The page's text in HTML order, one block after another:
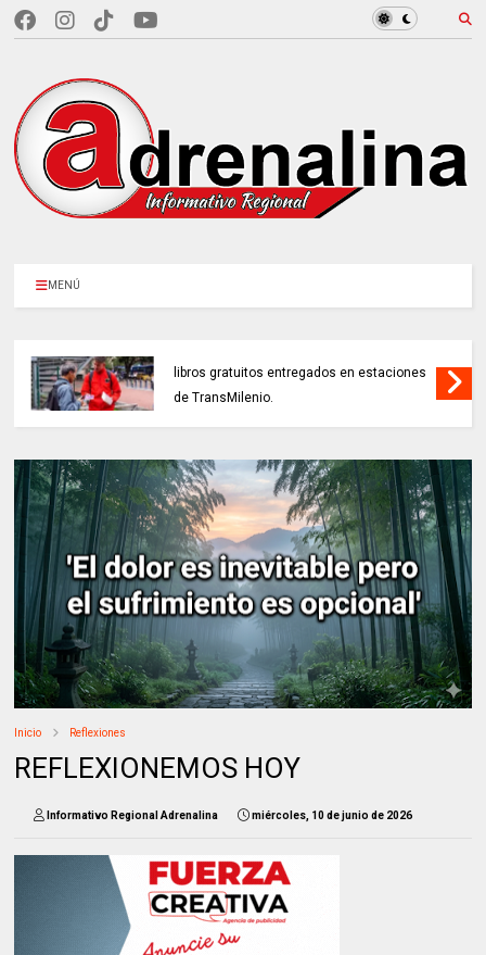
MENÚ
libros gratuitos entregados en estaciones
de TransMilenio.
Inicio Reflexiones
REFLEXIONEMOS HOY
Informativo Regional Adrenalina miércoles, 10 de junio de 2026